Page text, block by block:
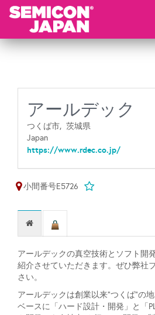
アールデック
つくば市, 茨城県
Japan
https://www.rdec.co.jp/
小間番号E5726
アールデックの真空技術とソフト開
紹介させていただきます。ぜひ弊社
さい。
アールデックは創業以来”つくば”の
ベースに「ハード設計・開発」と「